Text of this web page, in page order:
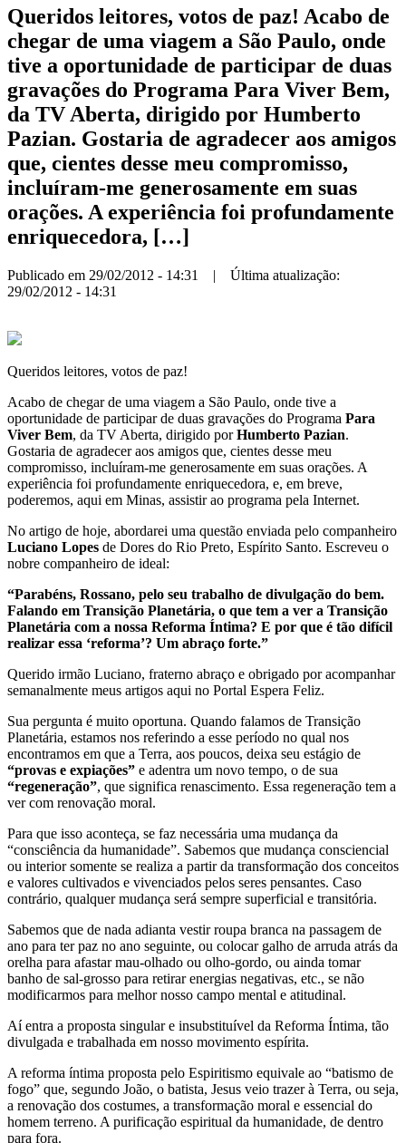
Queridos leitores, votos de paz! Acabo de
chegar de uma viagem a São Paulo, onde
tive a oportunidade de participar de duas
gravações do Programa Para Viver Bem,
da TV Aberta, dirigido por Humberto
Pazian. Gostaria de agradecer aos amigos
que, cientes desse meu compromisso,
incluíram-me generosamente em suas
orações. A experiência foi profundamente
enriquecedora, […]
Publicado em 29/02/2012 - 14:31 | Última atualização:
29/02/2012 - 14:31
Queridos leitores, votos de paz!
Acabo de chegar de uma viagem a São Paulo, onde tive a
oportunidade de participar de duas gravações do Programa Para
Viver Bem, da TV Aberta, dirigido porHumberto Pazian.
Gostaria de agradecer aos amigos que, cientes desse meu
compromisso, incluíram-me generosamente em suas orações. A
experiência foi profundamente enriquecedora, e, em breve,
poderemos, aqui em Minas, assistir ao programa pela Internet.
No artigo de hoje, abordarei uma questão enviada pelo companheiro
Luciano Lopes de Dores do Rio Preto, Espírito Santo. Escreveu o
nobre companheiro de ideal:
“Parabéns, Rossano, pelo seu trabalho de divulgação do bem.
Falando em Transição Planetária, o que tem a ver a Transição
Planetária com a nossa Reforma Íntima? E por que é tão difícil
realizar essa ‘reforma’? Um abraço forte.”
Querido irmão Luciano, fraterno abraço e obrigado por acompanhar
semanalmente meus artigos aqui no Portal Espera Feliz.
Sua pergunta é muito oportuna. Quando falamos de Transição
Planetária, estamos nos referindo a esse período no qual nos
encontramos em que a Terra, aos poucos, deixa seu estágio de
“provas e expiações” e adentra um novo tempo, o de sua
“regeneração”, que significa renascimento. Essa regeneração tem a
ver com renovação moral.
Para que isso aconteça, se faz necessária uma mudança da
“consciência da humanidade”. Sabemos que mudança consciencial
ou interior somente se realiza a partir da transformação dos conceitos
e valores cultivados e vivenciados pelos seres pensantes. Caso
contrário, qualquer mudança será sempre superficial e transitória.
Sabemos que de nada adianta vestir roupa branca na passagem de
ano para ter paz no ano seguinte, ou colocar galho de arruda atrás da
orelha para afastar mau-olhado ou olho-gordo, ou ainda tomar
banho de sal-grosso para retirar energias negativas, etc., se não
modificarmos para melhor nosso campo mental e atitudinal.
Aí entra a proposta singular e insubstituível da Reforma Íntima, tão
divulgada e trabalhada em nosso movimento espírita.
A reforma íntima proposta pelo Espiritismo equivale ao “batismo de
fogo” que, segundo João, o batista, Jesus veio trazer à Terra, ou seja,
a renovação dos costumes, a transformação moral e essencial do
homem terreno. A purificação espiritual da humanidade, de dentro
para fora.